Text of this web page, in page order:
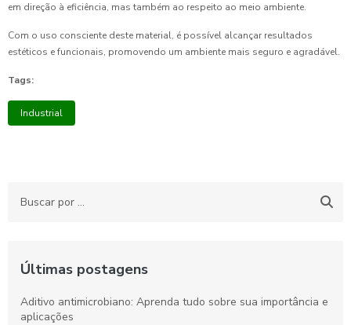
em direção à eficiência, mas também ao respeito ao meio ambiente.
Com o uso consciente deste material, é possível alcançar resultados
estéticos e funcionais, promovendo um ambiente mais seguro e agradável.
Tags:
Industrial
Últimas postagens
Aditivo antimicrobiano: Aprenda tudo sobre sua importância e
aplicações